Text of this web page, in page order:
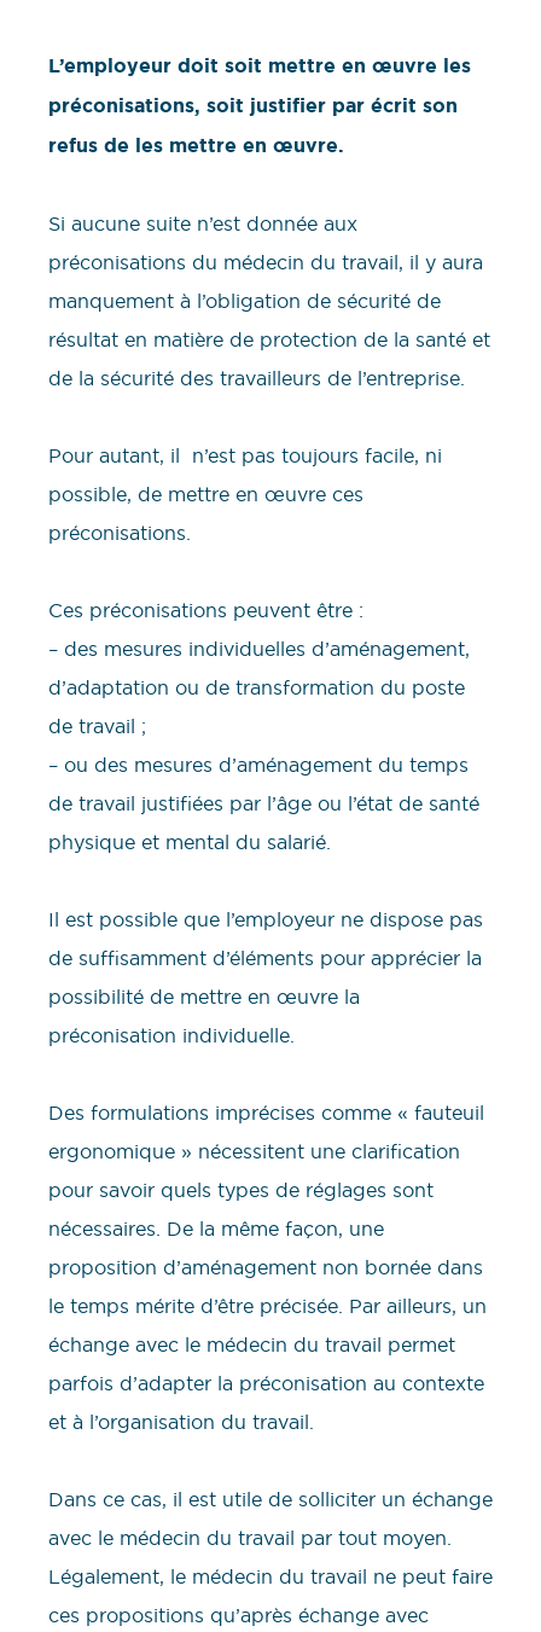
L’employeur doit soit mettre en œuvre les
préconisations, soit justifier par écrit son
refus de les mettre en œuvre.
Si aucune suite n’est donnée aux
préconisations du médecin du travail, il y aura
manquement à l’obligation de sécurité de
résultat en matière de protection de la santé et
de la sécurité des travailleurs de l’entreprise.
Pour autant, il n’est pas toujours facile, ni
possible, de mettre en œuvre ces
préconisations.
Ces préconisations peuvent être :
– des mesures individuelles d’aménagement,
d’adaptation ou de transformation du poste
de travail ;
– ou des mesures d’aménagement du temps
de travail justifiées par l’âge ou l’état de santé
physique et mental du salarié.
Il est possible que l’employeur ne dispose pas
de suffisamment d’éléments pour apprécier la
possibilité de mettre en œuvre la
préconisation individuelle.
Des formulations imprécises comme « fauteuil
ergonomique » nécessitent une clarification
pour savoir quels types de réglages sont
nécessaires. De la même façon, une
proposition d’aménagement non bornée dans
le temps mérite d’être précisée. Par ailleurs, un
échange avec le médecin du travail permet
parfois d’adapter la préconisation au contexte
et à l’organisation du travail.
Dans ce cas, il est utile de solliciter un échange
avec le médecin du travail par tout moyen.
Légalement, le médecin du travail ne peut faire
ces propositions qu’après échange avec